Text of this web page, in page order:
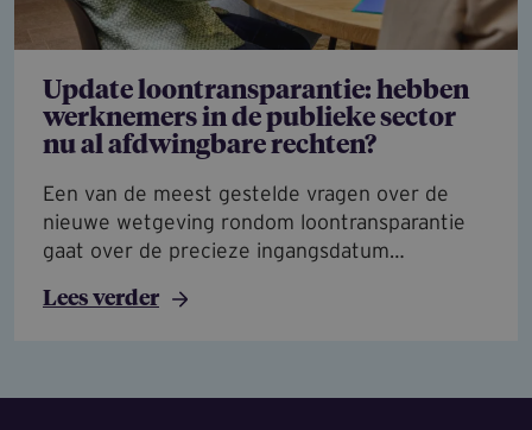
Update loontransparantie: hebben
werknemers in de publieke sector
nu al afdwingbare rechten?
Een van de meest gestelde vragen over de
nieuwe wetgeving rondom loontransparantie
gaat over de precieze ingangsdatum…
Lees verder